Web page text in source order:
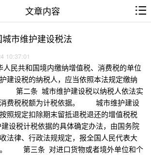
文章内容
市维护建设税法
10:37:01
共和国境内缴纳增值税、消费税的单位
建设税的纳税人，应当依照本法规定缴纳
第二条 城市维护建设税以纳税人依法实
消费税税额为计税依据。 城市维护建设
照规定扣除期末留抵退税退还的增值税税
税计税依据的具体确定办法，由国务院
法律、行政法规规定，报全国人民代表大
。 第三条 对进口货物或者境外单位和个